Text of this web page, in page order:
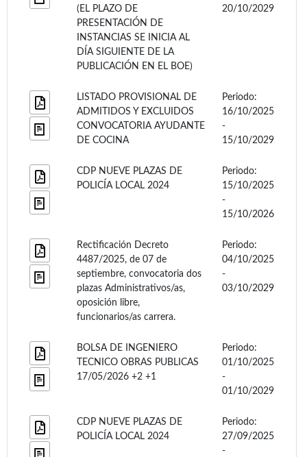
(EL PLAZO DE
PRESENTACIÓN DE
INSTANCIAS SE INICIA AL
DÍA SIGUIENTE DE LA
PUBLICACIÓN EN EL BOE)
20/10/2029
LISTADO PROVISIONAL DE
ADMITIDOS Y EXCLUIDOS
CONVOCATORIA AYUDANTE
DE COCINA
Periodo:
16/10/2025
-
15/10/2029
CDP NUEVE PLAZAS DE
POLICÍA LOCAL 2024
Periodo:
15/10/2025
-
15/10/2026
Rectificación Decreto
4487/2025, de 07 de
septiembre, convocatoria dos
plazas Administrativos/as,
oposición libre,
funcionarios/as carrera.
Periodo:
04/10/2025
-
03/10/2029
BOLSA DE INGENIERO
TECNICO OBRAS PUBLICAS
17/05/2026 +2 +1
Periodo:
01/10/2025
-
01/10/2029
CDP NUEVE PLAZAS DE
POLICÍA LOCAL 2024
Periodo:
27/09/2025
-